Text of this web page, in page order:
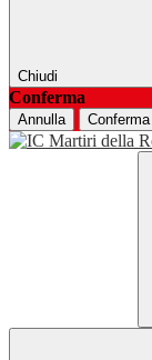
Chiudi
Conferma
Annulla Conferma